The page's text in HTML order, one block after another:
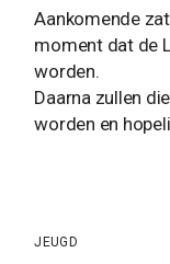
Aankomende
moment dat de
worden.
Daarna zullen
worden en
JEUGD